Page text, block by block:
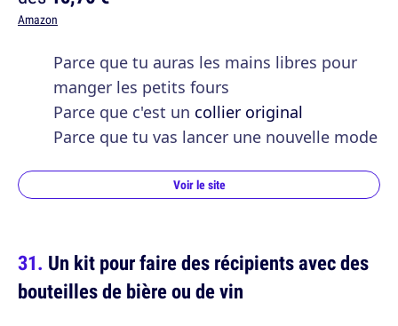
Amazon
Parce que tu auras les mains libres pour
manger les petits fours
Parce que c'est un collier original
Parce que tu vas lancer une nouvelle mode
Voir le site
Un kit pour faire des récipients avec des
bouteilles de bière ou de vin